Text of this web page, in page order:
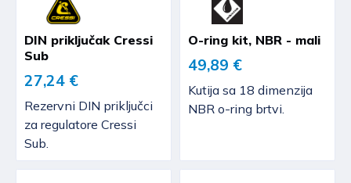
DIN priključak Cressi
Sub
27,24 €
Rezervni DIN priključci
za regulatore Cressi
Sub.
O-ring kit, NBR - mali
49,89 €
Kutija sa 18 dimenzija
NBR o-ring brtvi.